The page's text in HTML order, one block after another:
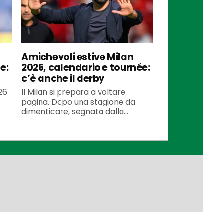
Amichevoli estive Milan
2026, calendario e tournée:
c’è anche il derby
Il Milan si prepara a voltare
pagina. Dopo una stagione da
dimenticare, segnata dalla...